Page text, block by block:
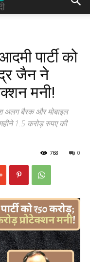
पार्टी को
जैन ने
मनी!
अलग बैरक और मोबाइल
1.5 करोड़ रुपए की
0
768